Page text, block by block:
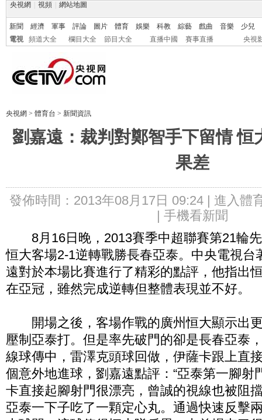
央視網 視頻 網站地圖
新聞 經濟 軍事 評論 圖片 體育 娛樂 科教 綜藝 戲曲 音樂
少兒
電視
頻道大全 欄目大全 節目大全 直播中國 賽事直播 央視
央視網 > 體育台 > 新聞資訊
劉嘉遠：裁判對鄭智手下留情 恒
果差
發佈時間：2013年08月17日 09:24 | 進入體
| 手機看新聞
8月16日晚，2013賽季中超聯賽第21輪先
恒大客場2-1逆轉戰勝長春亞泰。中央電視台
遠對於本場比賽進行了精彩的點評，他指出
在亞冠，雖然完成逆轉但整體表現並不好。
開場之後，客場作戰的廣州恒大顯示出
壓制亞泰打。但是率先破門的卻是長春亞泰
線球傳中，雷澤克頭球回做，伊薩卡跟上直
個意外地進球，劉嘉遠點評：“亞泰第一腳射
卡直接起腳射門很漂亮，曾誠的視線也被阻
亞泰一下子吃了一顆定心丸。通過快速反擊